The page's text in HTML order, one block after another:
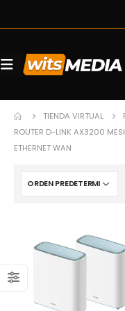
TIENDA VIRTUAL
ROUTER D-LINK AX3200
ETHERNET WAN